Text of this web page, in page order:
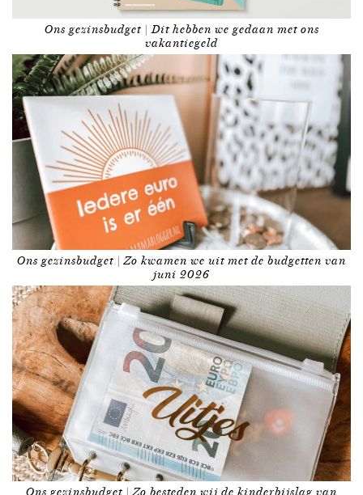
Ons gezinsbudget | Dit hebben we gedaan met ons
vakantiegeld
Ons gezinsbudget | Zo kwamen we uit met de budgetten van
juni 2026